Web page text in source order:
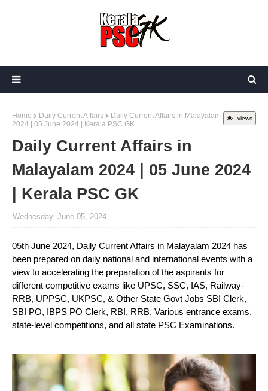
views
Home Daily Current Affairs
Daily Current Affairs in Malayalam
2024 | 05 June 2024 | Kerala PSC GK
Daily Current Affairs in
Malayalam 2024 | 05 June 2024
| Kerala PSC GK
Wednesday, June 05, 2024
05th June 2024, Daily Current Affairs in Malayalam 2024 has
been prepared on daily national and international events with a
view to accelerating the preparation of the aspirants for
different competitive exams like UPSC, SSC, IAS, Railway-
RRB, UPPSC, UKPSC, & Other State Govt Jobs SBI Clerk,
SBI PO, IBPS PO Clerk, RBI, RRB, Various entrance exams,
state-level competitions, and all state PSC Examinations.